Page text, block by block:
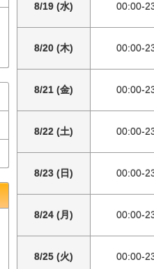
8/19 (水) 00:00-
8/20 (木) 00:00-
8/21 (金) 00:00-
8/22 (土) 00:00-
8/23 (日) 00:00-
8/24 (月) 00:00-
8/25 (火) 00:00-